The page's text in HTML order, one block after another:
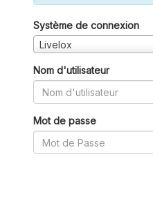
Système de connexion
Livelox
Nom d'utilisateur
Mot de passe